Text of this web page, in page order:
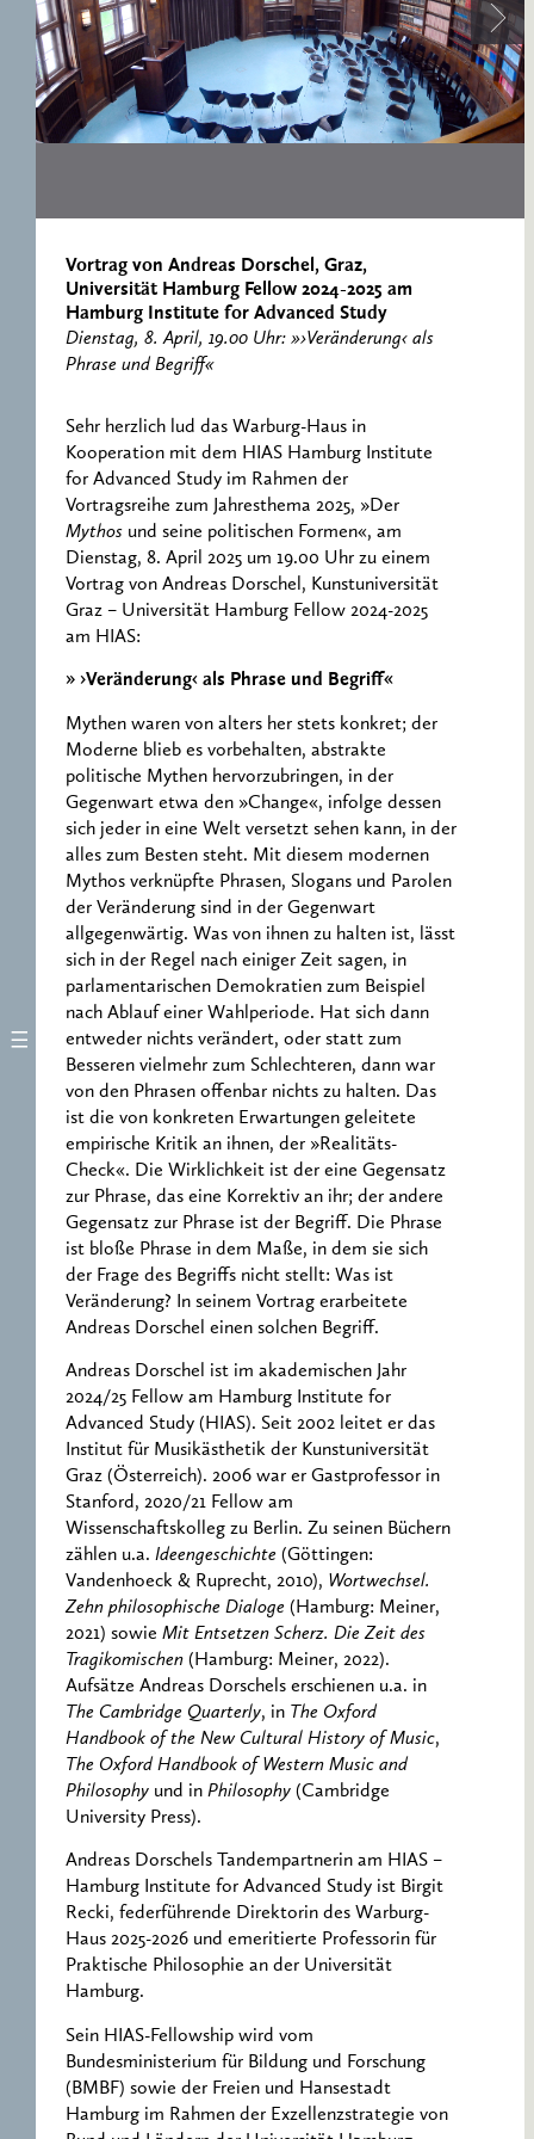
ERNST CASSIRER
ARBEITSSTELLE 1997-
2007
Vortrag von Andreas Dorschel, Graz,
Universität Hamburg Fellow 2024-2025 am
Hamburg Institute for Advanced Study
Dienstag, 8. April, 19.00 Uhr: »›Veränderung‹ als
Phrase und Begriff«
Sehr herzlich lud das Warburg-Haus in
Kooperation mit dem HIAS Hamburg Institute
for Advanced Study im Rahmen der
Vortragsreihe zum Jahresthema 2025, »Der
Mythos und seine politischen Formen«, am
Dienstag, 8. April 2025 um 19.00 Uhr zu einem
Vortrag von Andreas Dorschel, Kunstuniversität
Graz – Universität Hamburg Fellow 2024-2025
am HIAS:
» ›Veränderung‹ als Phrase und Begriff«
Mythen waren von alters her stets konkret; der
Moderne blieb es vorbehalten, abstrakte
politische Mythen hervorzubringen, in der
Gegenwart etwa den »Change«, infolge dessen
sich jeder in eine Welt versetzt sehen kann, in der
alles zum Besten steht. Mit diesem modernen
Mythos verknüpfte Phrasen, Slogans und Parolen
der Veränderung sind in der Gegenwart
allgegenwärtig. Was von ihnen zu halten ist, lässt
sich in der Regel nach einiger Zeit sagen, in
parlamentarischen Demokratien zum Beispiel
nach Ablauf einer Wahlperiode. Hat sich dann
entweder nichts verändert, oder statt zum
Besseren vielmehr zum Schlechteren, dann war
von den Phrasen offenbar nichts zu halten. Das
ist die von konkreten Erwartungen geleitete
empirische Kritik an ihnen, der »Realitäts-
Check«. Die Wirklichkeit ist der eine Gegensatz
zur Phrase, das eine Korrektiv an ihr; der andere
Gegensatz zur Phrase ist der Begriff. Die Phrase
ist bloße Phrase in dem Maße, in dem sie sich
der Frage des Begriffs nicht stellt: Was ist
Veränderung? In seinem Vortrag erarbeitete
Andreas Dorschel einen solchen Begriff.
Andreas Dorschel ist im akademischen Jahr
2024/25 Fellow am Hamburg Institute for
Advanced Study (HIAS). Seit 2002 leitet er das
Institut für Musikästhetik der Kunstuniversität
Graz (Österreich). 2006 war er Gastprofessor in
Stanford, 2020/21 Fellow am
Wissenschaftskolleg zu Berlin. Zu seinen Büchern
zählen u.a. Ideengeschichte (Göttingen:
Vandenhoeck & Ruprecht, 2010), Wortwechsel.
Zehn philosophische Dialoge (Hamburg: Meiner,
2021) sowie Mit Entsetzen Scherz. Die Zeit des
Tragikomischen (Hamburg: Meiner, 2022).
Aufsätze Andreas Dorschels erschienen u.a. in
The Cambridge Quarterly, in The Oxford
Handbook of the New Cultural History of Music,
The Oxford Handbook of Western Music and
Philosophy und in Philosophy (Cambridge
University Press).
Andreas Dorschels Tandempartnerin am HIAS –
Hamburg Institute for Advanced Study ist Birgit
Recki, federführende Direktorin des Warburg-
Haus 2025-2026 und emeritierte Professorin für
Praktische Philosophie an der Universität
Hamburg.
Sein HIAS-Fellowship wird vom
Bundesministerium für Bildung und Forschung
(BMBF) sowie der Freien und Hansestadt
Hamburg im Rahmen der Exzellenzstrategie von